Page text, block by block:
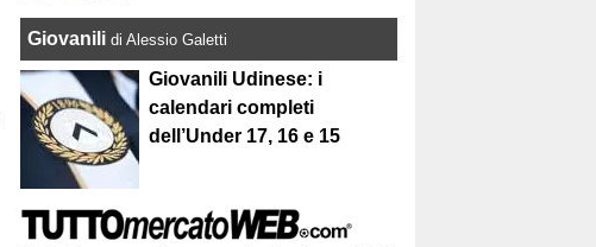
Giovanili di Alessio Galetti
Giovanili Udinese: i
calendari completi
dell’Under 17, 16 e 15